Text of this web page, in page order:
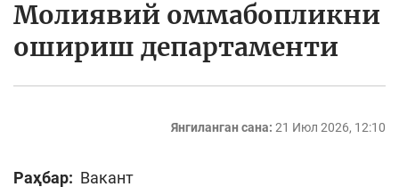
Молиявий оммабопликни
ошириш департаменти
Янгиланган сана: 21 Июл 2026, 12:10
Раҳбар: Вакант